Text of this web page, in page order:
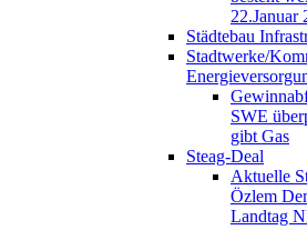
22.Januar
Städtebau
Stadtwerke/
SWE
gibt Gas
Steag-Deal
Aktuelle
Özlem
Landtag